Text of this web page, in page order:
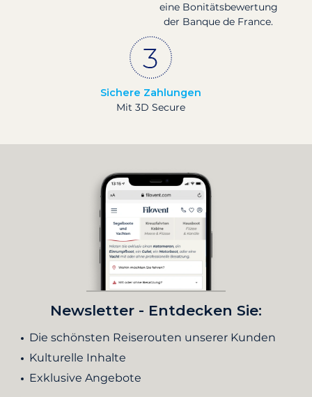
eine Bonitätsbewertung
der Banque de France.
Sichere Zahlungen
Mit 3D Secure
Newsletter - Entdecken Sie:
Die schönsten Reiserouten unserer Kunden
Kulturelle Inhalte
Exklusive Angebote